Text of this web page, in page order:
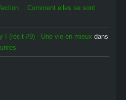
Comment elles se sont
! (récit #9) - Une vie en mieux dans